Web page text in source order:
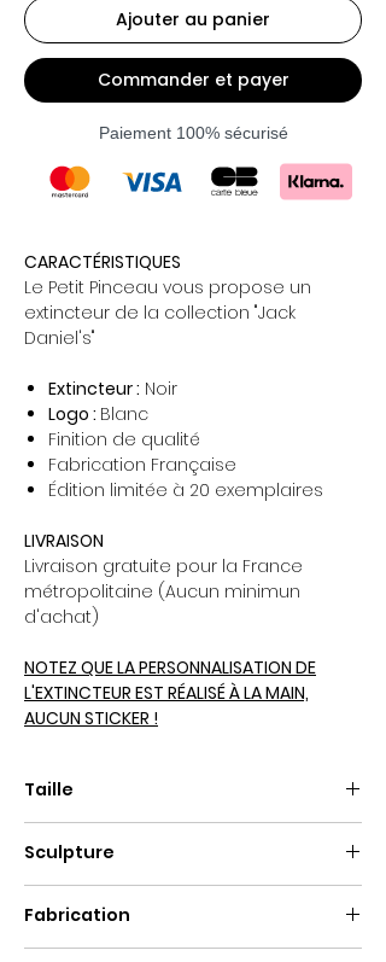
Ajouter au panier
Commander et payer
Paiement 100% sécurisé
CARACTÉRISTIQUES
Le Petit Pinceau vous propose un
extincteur de la collection "Jack
Daniel's"
Extincteur : Noir
Logo : Blanc
Finition de qualité
Fabrication Française
Édition limitée à 20 exemplaires
LIVRAISON
Livraison gratuite pour la France
métropolitaine (Aucun minimun
d'achat)
NOTEZ QUE LA PERSONNALISATION DE
L'EXTINCTEUR EST RÉALISÉ À LA MAIN,
AUCUN STICKER !
Taille
Sculpture
Fabrication